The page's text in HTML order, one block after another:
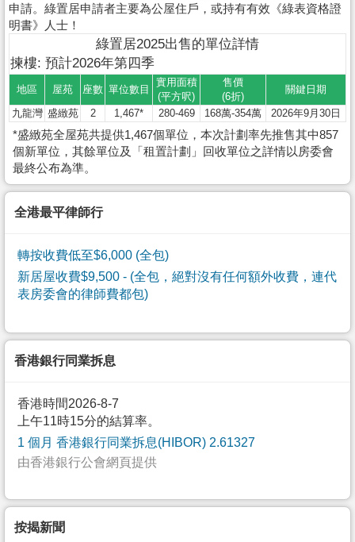
申請。綠置居申請者主要為公屋住戶，或持有有效《綠表資格證
明書》人士！
綠置居2025出售的單位詳情
揀樓: 預計2026年第四季
地區 屋苑 座數 單位數目
實用面積
(平方呎)
售價
(6折)
關鍵日期
九龍灣 盛緻苑 2 1,467* 280-469 168萬-354萬 2026年9月30日
*盛緻苑全屋苑共提供1,467個單位，本次計劃率先推售其中857
個新單位，其餘單位及「租置計劃」回收單位之詳情以房委會
最終公布為準。
全港最平律師行
轉按收費低至$6,000 (全包)
新居屋收費$9,500 - (全包，絕對沒有任何額外收費，連代
表房委會的律師費都包)
香港銀行同業拆息
香港時間2026-8-7
上午11時15分的結算率。
1 個月 香港銀行同業拆息(HIBOR) 2.61327
由香港銀行公會網頁提供
按揭新聞